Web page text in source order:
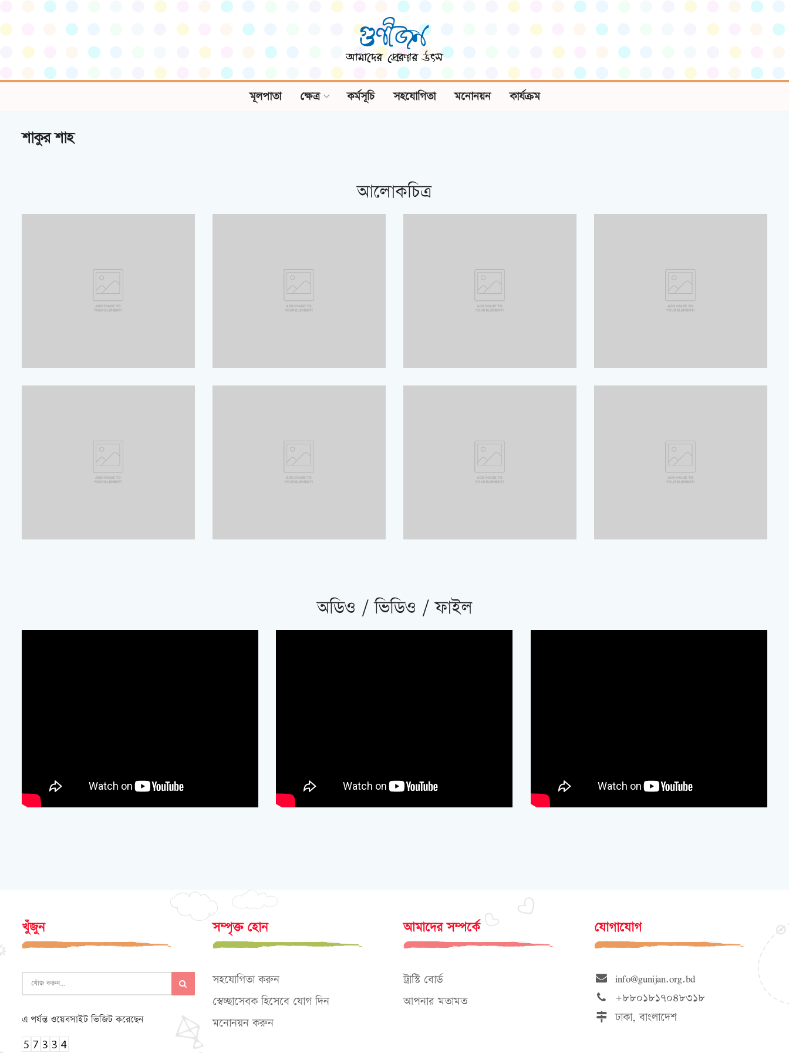
মূলপাতা ক্ষেত্র কর্মসূচি সহযোগিতা মনোনয়ন কার্যক্রম
শাকুর শাহ
আলোকচিত্র
অডিও / ভিডিও / ফাইল
খুঁজুন
এ পর্যন্ত ওয়েবসাইট ভিজিট করেছেন
সম্পৃক্ত হোন
সহযোগিতা করুন
স্বেচ্ছাসেবক হিসেবে যোগ দিন
মনোনয়ন করুন
আমাদের সম্পর্কে
ট্রাস্টি বোর্ড
আপনার মতামত
যোগাযোগ
info@gunijan.org.bd
+৮৮০১৮১৭০৪৮৩১৮
ঢাকা, বাংলাদেশ